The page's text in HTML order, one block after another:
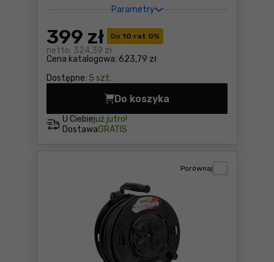
Parametry
Do 10 rat 0%
Cena katalogowa: 623,79 zł
399 zł
netto: 324,39 zł
Dostępne: 5 szt.
U Ciebiejuż jutro!
DostawaGRATIS
Do koszyka
Przedłużacz Airpress
Porównaj